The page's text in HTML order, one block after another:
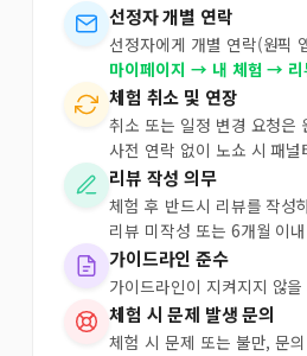
선정자 개별 연락
선정자에게 개별 연락(원픽
마이페이지 → 내 체험 → 리
체험 취소 및 연장
취소 또는 일정 변경 요청은
사전 연락 없이 노쇼 시 패
리뷰 작성 의무
체험 후 반드시 리뷰를 작성
리뷰 미작성 또는 6개월 이
가이드라인 준수
가이드라인이 지켜지지 않
체험 시 문제 발생 문의
체험 시 문제 또는 불만, 문